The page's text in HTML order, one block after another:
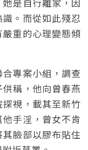
。而從如此殘忍
重的心理變態傾
專案小組，調查
稱，他向曾春燕
視，載其至新竹
手淫，曾女不肯
臉部以膠布貼住